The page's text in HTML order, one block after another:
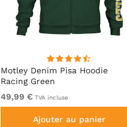
Motley Denim Pisa Hoodie
Racing Green
49,99 € TVA incluse
Ajouter au panier